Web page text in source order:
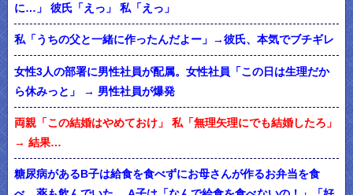
に…」 彼氏「えっ」 私「えっ」
私「うちの父と一緒に作ったんだよー」→彼氏、本気でブチギレ
女性3人の部署に男性社員が配属。女性社員「この日は生理だか
ら休みっと」 → 男性社員が爆発
両親「この結婚はやめておけ」 私「無理矢理にでも結婚したろ」
→ 結果…
糖尿病があるB子は給食を食べずにお母さんが作るお弁当を食